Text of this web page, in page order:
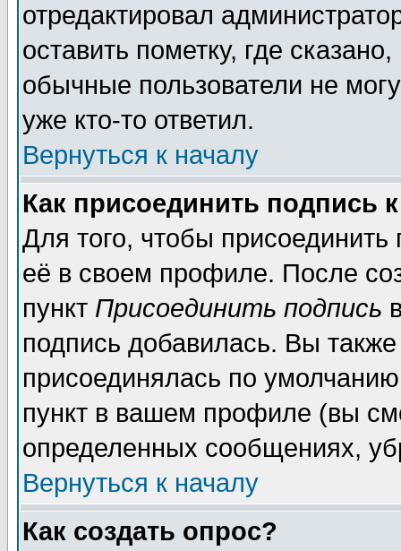
отредактировал
оставить пометку, где
обычные пользователи не
уже кто-то ответил.
Вернуться к началу
Как присоединить подпись
Для того, чтобы
её в своем профиле. После
пункт Присоединить подпись
подпись добавилась. Вы
присоединялась по
пункт в вашем профиле (вы
определенных сообщениях,
Вернуться к началу
Как создать опрос?